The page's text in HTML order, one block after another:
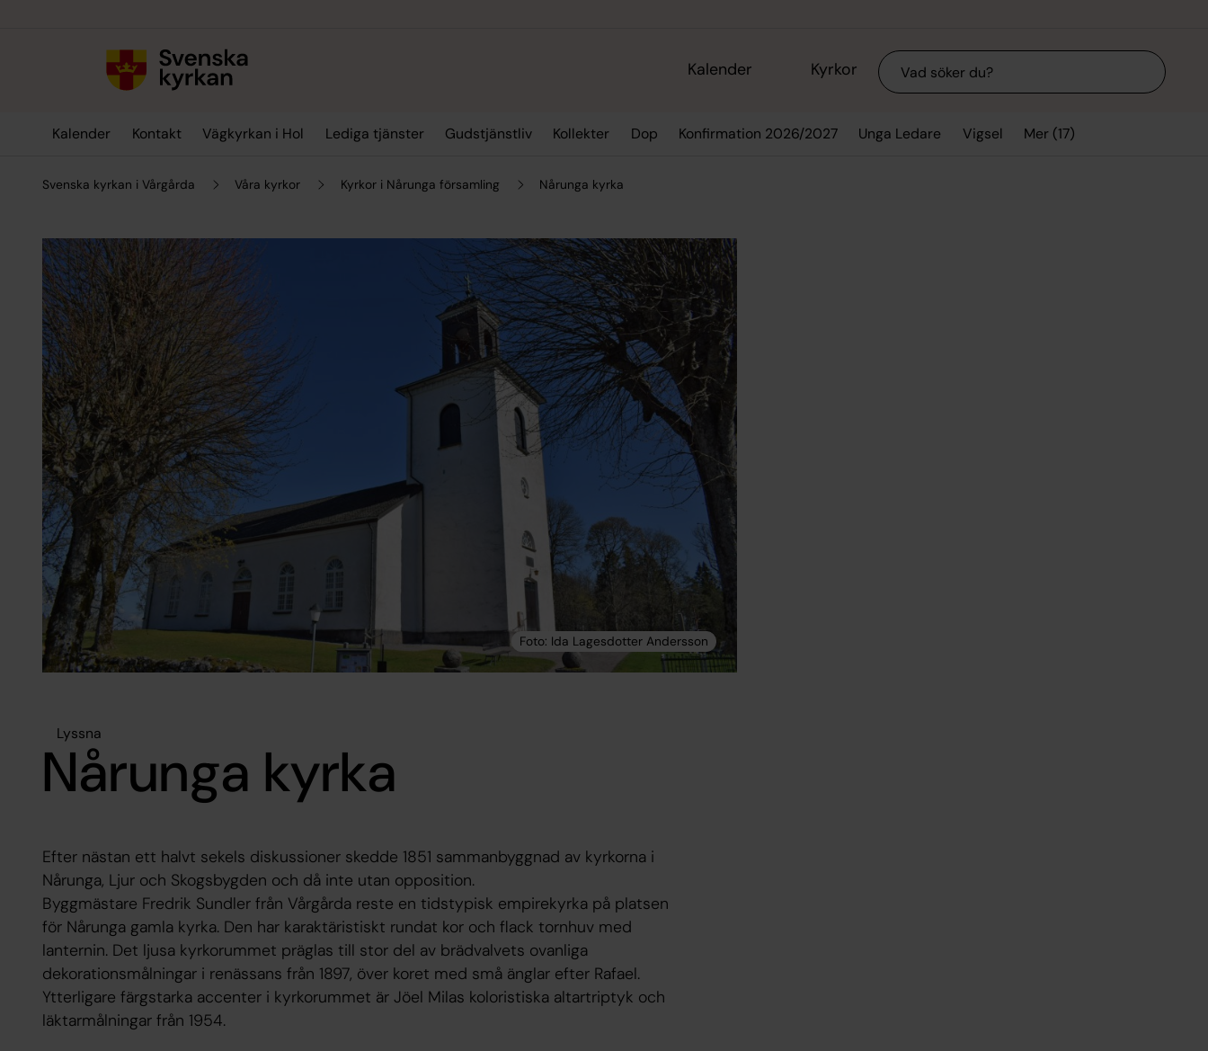
Kalender Kyrkor Sök
Kalender Kontakt Vägkyrkan i Hol Lediga tjänster Gudstjänstliv Kollekter Dop Konfirmation 2026/2027 Unga Ledare Vigsel Mer (17)
Svenska kyrkan i Vårgårda Våra kyrkor Kyrkor i Nårunga församling Nårunga kyrka
Lyssna
Nårunga kyrka
Efter nästan ett halvt sekels diskussioner skedde 1851 sammanbyggnad av kyrkorna i
Nårunga, Ljur och Skogsbygden och då inte utan opposition.
Byggmästare Fredrik Sundler från Vårgårda reste en tidstypisk empirekyrka på platsen
för Nårunga gamla kyrka. Den har karaktäristiskt rundat kor och flack tornhuv med
lanternin. Det ljusa kyrkorummet präglas till stor del av brädvalvets ovanliga
dekorationsmålningar i renässans från 1897, över koret med små änglar efter Rafael.
Ytterligare färgstarka accenter i kyrkorummet är Jöel Milas koloristiska altartriptyk och
läktarmålningar från 1954.